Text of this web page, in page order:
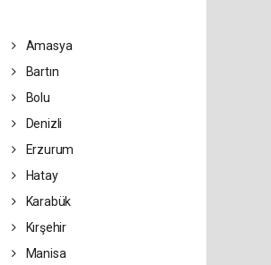
Amasya
Bartın
Bolu
Denizli
Erzurum
Hatay
Karabük
Kırşehir
Manisa